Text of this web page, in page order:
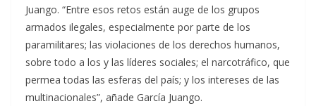
Juango. “Entre esos retos están auge de los grupos
armados ilegales, especialmente por parte de los
paramilitares; las violaciones de los derechos humanos,
sobre todo a los y las líderes sociales; el narcotráfico, que
permea todas las esferas del país; y los intereses de las
multinacionales”, añade García Juango.